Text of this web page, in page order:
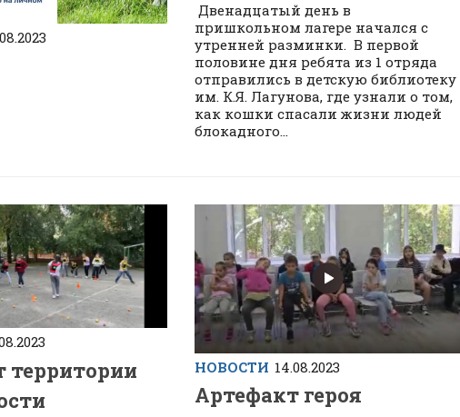
Двенадцатый день в
пришкольном лагере начался с
утренней разминки. В первой
половине дня ребята из 1 отряда
отправились в детскую библиотеку
им. К.Я. Лагунова, где узнали о том,
как кошки спасали жизни людей
блокадного...
территории
НОВОСТИ 14.08.2023
Артефакт героя